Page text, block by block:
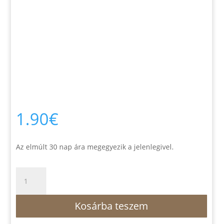
1.90€
Az elmúlt 30 nap ára megegyezik a jelenlegivel.
Jézusunk
-
kifestő
Kosárba teszem